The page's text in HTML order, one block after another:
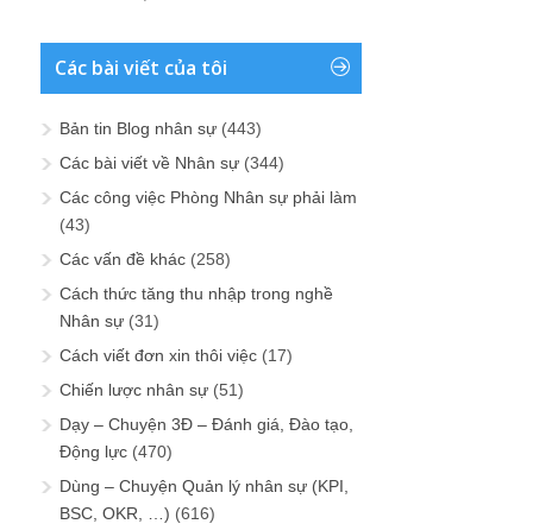
Các bài viết của tôi
Bản tin Blog nhân sự (443)
Các bài viết về Nhân sự (344)
Các công việc Phòng Nhân sự phải làm
(43)
Các vấn đề khác (258)
Cách thức tăng thu nhập trong nghề
Nhân sự (31)
Cách viết đơn xin thôi việc (17)
Chiến lược nhân sự (51)
Dạy – Chuyện 3Đ – Đánh giá, Đào tạo,
Động lực (470)
Dùng – Chuyện Quản lý nhân sự (KPI,
BSC, OKR, …) (616)